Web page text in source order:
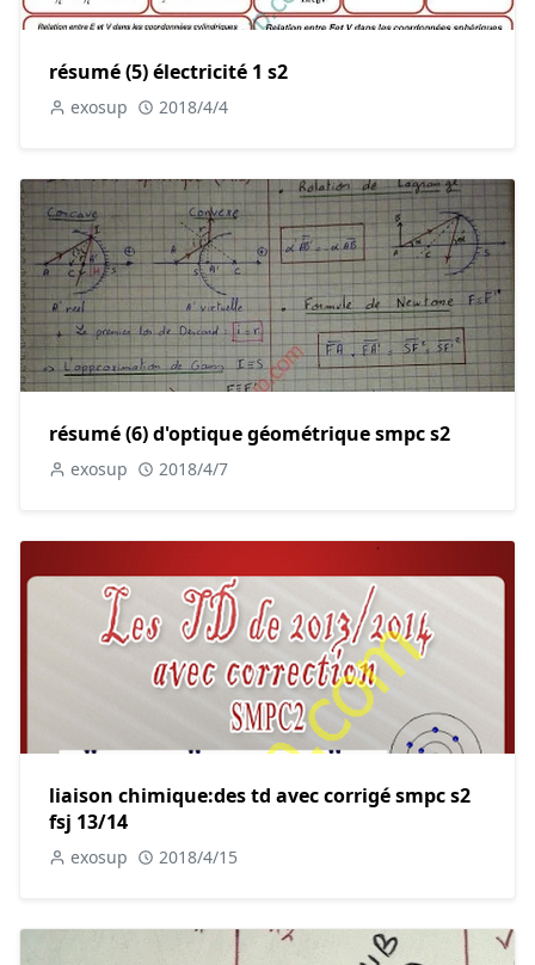
résumé (5) électricité 1 s2
exosup 2018/4/4
résumé (6) d'optique géométrique smpc s2
exosup 2018/4/7
liaison chimique:des td avec corrigé smpc s2
fsj 13/14
exosup 2018/4/15